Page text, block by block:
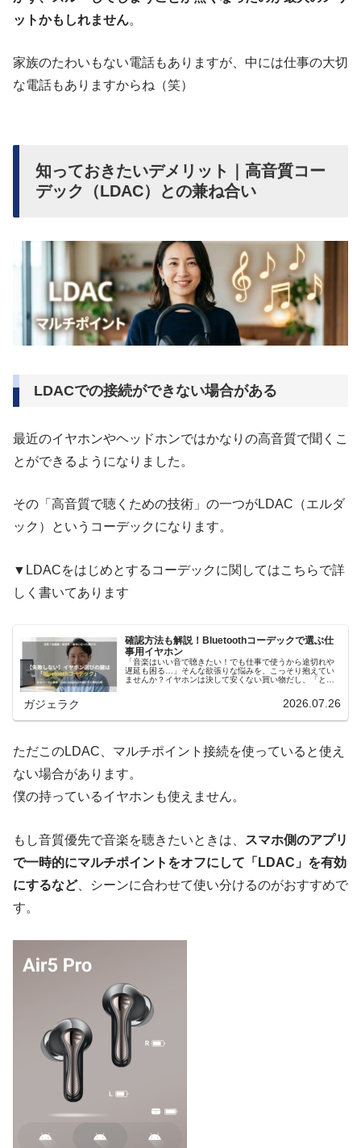
ットかもしれません。
家族のたわいもない電話もありますが、中には仕事の大切
な電話もありますからね（笑）
知っておきたいデメリット｜高音質コー
デック（LDAC）との兼ね合い
LDACでの接続ができない場合がある
最近のイヤホンやヘッドホンではかなりの高音質で聞くこ
とができるようになりました。
その「高音質で聴くための技術」の一つがLDAC（エルダ
ック）というコーデックになります。
▼LDACをはじめとするコーデックに関してはこちらで詳
しく書いてあります
確認方法も解説！Bluetoothコーデックで選ぶ仕
事用イヤホン
「音楽はいい音で聴きたい！でも仕事で使うから途切れや
遅延も困る…」そんな欲張りな悩みを、こっそり抱えてい
ませんか？イヤホンは決して安くない買い物だし、「とり
ガジェラク 2026.07.26
ただこのLDAC、マルチポイント接続を使っていると使え
ない場合があります。
僕の持っているイヤホンも使えません。
もし音質優先で音楽を聴きたいときは、
スマホ側のアプリ
で一時的にマルチポイントをオフにして「LDAC」を有効
にするなど、シーンに合わせて使い分けるのがおすすめで
す。